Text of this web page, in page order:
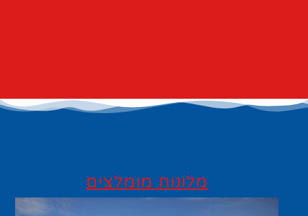
מלונות מומלצים